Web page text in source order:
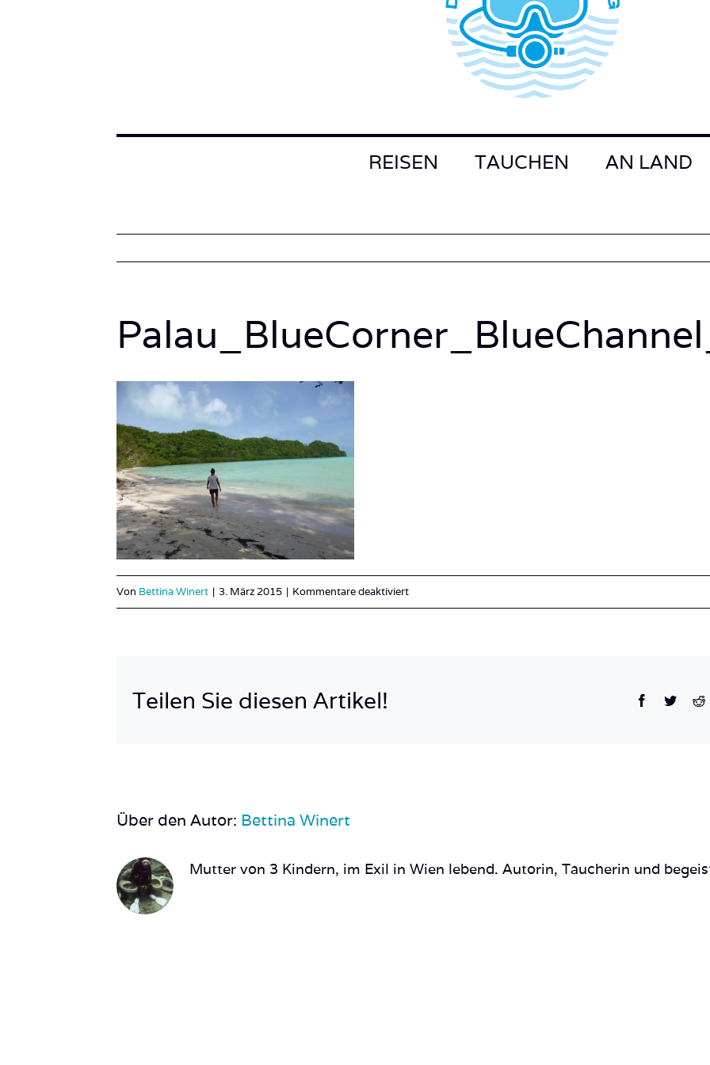
REISEN TAUCHEN AN LAND
Von Bettina Winert | 3. März 2015 | Kommentare deaktiviertfür
Teilen Sie diesen Artikel! Facebook
Twitter
Über den Autor: Bettina Winert
Mutter von 3 Kindern, im Exil in Wien lebend. Autorin, Taucherin und